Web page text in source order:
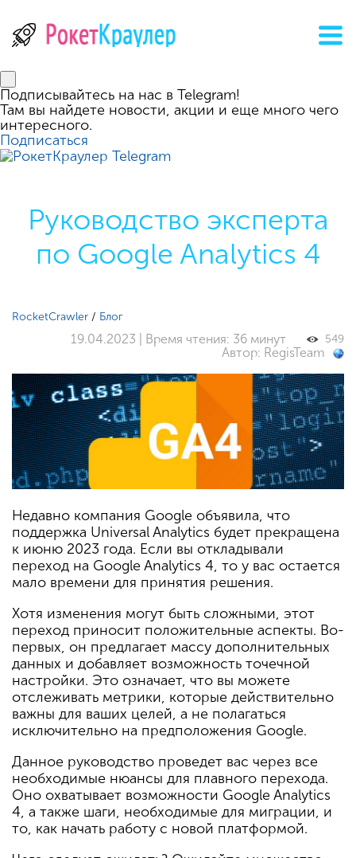
Подписывайтесь на нас в Telegram!
Там вы найдете новости, акции и еще много чего
интересного.
Подписаться
Руководство эксперта
по Google Analytics 4
RocketCrawler / Блог
549
19.04.2023 | Время чтения: 36 минут
Автор: RegisTeam
Недавно компания Google объявила, что
поддержка Universal Analytics будет прекращена
к июню 2023 года. Если вы откладывали
переход на Google Analytics 4, то у вас остается
мало времени для принятия решения.
Хотя изменения могут быть сложными, этот
переход приносит положительные аспекты. Во-
первых, он предлагает массу дополнительных
данных и добавляет возможность точечной
настройки. Это означает, что вы можете
отслеживать метрики, которые действительно
важны для ваших целей, а не полагаться
исключительно на предположения Google.
Данное руководство проведет вас через все
необходимые нюансы для плавного перехода.
Оно охватывает возможности Google Analytics
4, а также шаги, необходимые для миграции, и
то, как начать работу с новой платформой.